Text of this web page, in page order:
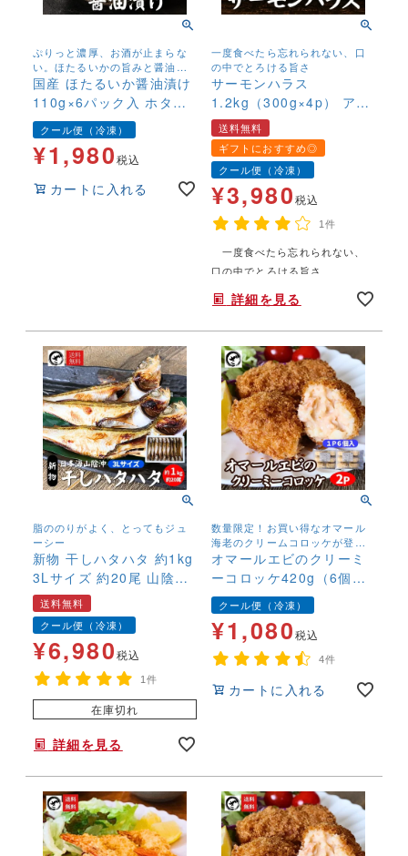
ぷりっと濃厚、お酒が止まらな
い。ほたるいかの旨みと醤油の
コクが口いっぱいに広がりま
す。
国産 ほたるいか醤油漬け
110g×6パック入 ホタル
イカ 珍味 生食可 酒の肴
冷凍
クール便（冷凍）
¥1,980税込
カートに入れる
一度食べたら忘れられない、口
の中でとろける旨さ
サーモンハラス
1.2kg（300g×4p） アト
ランティックサーモン 鮭
さけ 訳あり 腹身 ギフト
加熱用 送料無料
送料無料
ギフトにおすすめ◎
クール便（冷凍）
¥3,980税込
1件
一度食べたら忘れられない、
口の中でとろける旨さ
詳細を見る
脂ののりがよく、とってもジュ
ーシー
新物 干しハタハタ 約1kg
3Lサイズ 約20尾 山陰沖
産 干物 ひもの 冷凍 おつ
まみ
送料無料
クール便（冷凍）
¥6,980税込
1件
在庫切れ
詳細を見る
数量限定！お買い得なオマール
海老のクリームコロッケが登場
しました！お弁当にも最適！
オマールエビのクリーミ
ーコロッケ420g（6個
入）×2パック 冷凍 天然
海老 えび エビ 業務用 手
土産 お弁当
クール便（冷凍）
¥1,080税込
4件
カートに入れる